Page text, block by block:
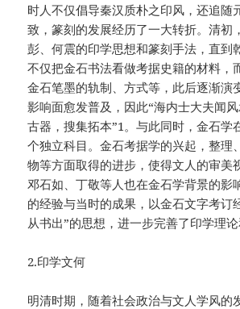
时人不仅倡导秦汉质朴之印风，还追随
致，篆刻的发展经历了一大转折。清初
彭、何震的印学思想和篆刻手法，直到
不仅把金石书法看做考据史籍的材料，
金石笔墨的轨制、方式等，此后逐渐演
影响面愈发普及，因此“海内士大夫闻
古器，搜集拓本”1。与此同时，金石学
个独立科目。金石考据学的兴起，整理
物等方面取得的进步，使得文人的审美
邓石如、丁敬等人也在金石学背景的影
的经验与当时的成果，以金石文字考订
从书出”的思想，进一步完善了印学理论
2.印学文何
明清时期，随着社会政治与文人学风的